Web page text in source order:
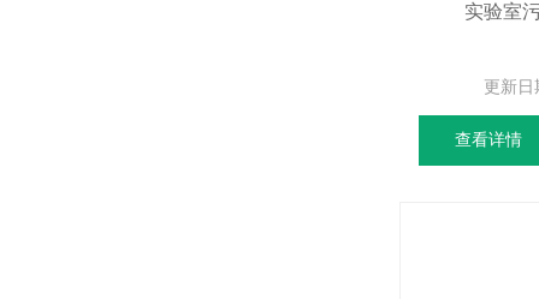
实验室
更新日
查看详情